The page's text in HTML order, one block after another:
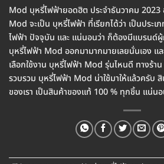
Mod บุหรี่ไฟฟ้ายอดฮิต ประจำธันวาคม 2023
Mod จะเป็น บุหรี่ไฟฟ้า ที่เรียกได้ว่า เป็นประ
ไฟฟ้า ปัจจุบัน และ แน่นอนว่า ก็ต้องมีแบรนด์
บุหรี่ไฟฟ้า Mod ออกมามากมายเลยนั่นเอง แล
เลือกใช้งาน บุหรี่ไฟฟ้า Mod รุ่นไหนดี ทางร้า
รวบรวม บุหรี่ไฟฟ้า Mod น่าใช้มาให้แล้วครับ
ของเรา เป็นสินค้าของแท้ 100 % ทุกชิ้น แน่น